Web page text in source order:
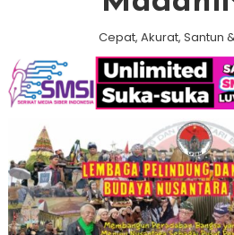
Cepat, Akurat, Santun